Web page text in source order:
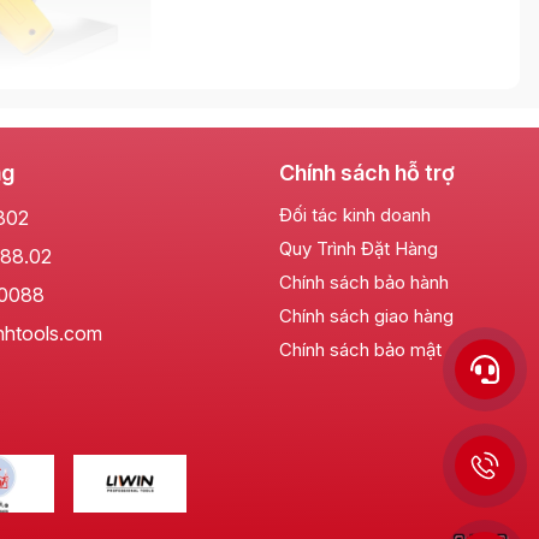
gỉ cao cấp, trải qua quy trình xử lý nhiệt đặc biệt,
bền bỉ trong mọi điều kiện môi trường khắc nghiệt của
tiên tiến, đảm bảo độ chính xác cao và không bị
thước khỏi va đập và mang lại cảm giác cầm nắm
thời gian.
Chính sách hỗ trợ
Đối tác kinh doanh
Quy Trình Đặt Hàng
Chính sách bảo hành
Chính sách giao hàng
Chính sách bảo mật